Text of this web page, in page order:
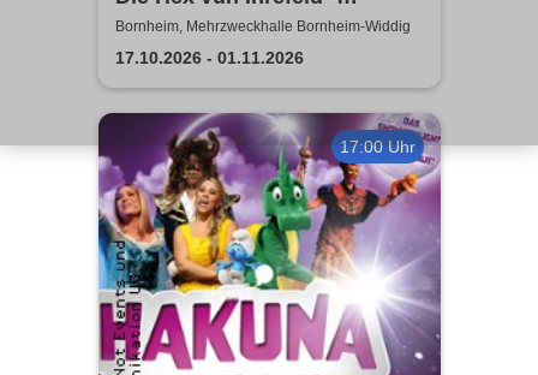
Aufführungen 2026 Theater-
Verein Herse
Bornheim, Mehrzweckhalle Bornheim-Widdig
17.10.2026 - 01.11.2026
17:00 Uhr